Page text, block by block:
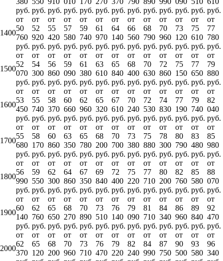
руб. руб. руб. руб. руб. руб. руб. руб. руб. руб. руб. руб. руб.
1400
от
50
760
руб.
от
52
920
руб.
от
55
420
руб.
от
57
580
руб.
от
59
740
руб.
от
61
970
руб.
от
64
140
руб.
от
66
560
руб.
от
68
790
руб.
от
70
960
руб.
от
73
120
руб.
от
75
610
руб.
от
77
780
руб.
1500
от
52
070
руб.
от
54
300
руб.
от
56
860
руб.
от
59
090
руб.
от
61
380
руб.
от
63
610
руб.
от
65
840
руб.
от
68
400
руб.
от
70
630
руб.
от
72
860
руб.
от
75
150
руб.
от
77
650
руб.
от
79
880
руб.
1600
от
53
450
руб.
от
55
740
руб.
от
58
370
руб.
от
60
660
руб.
от
62
960
руб.
от
65
320
руб.
от
67
610
руб.
от
70
240
руб.
от
72
530
руб.
от
74
830
руб.
от
77
190
руб.
от
79
740
руб.
от
82
040
руб.
1700
от
55
680
руб.
от
58
170
руб.
от
60
860
руб.
от
63
350
руб.
от
65
780
руб.
от
68
200
руб.
от
70
700
руб.
от
73
380
руб.
от
75
880
руб.
от
78
300
руб.
от
80
790
руб.
от
83
480
руб.
от
85
980
руб.
1800
от
56
990
руб.
от
59
550
руб.
от
62
300
руб.
от
64
860
руб.
от
67
350
руб.
от
69
840
руб.
от
72
400
руб.
от
75
220
руб.
от
77
710
руб.
от
80
200
руб.
от
82
760
руб.
от
85
580
руб.
от
88
070
руб.
1900
от
60
140
руб.
от
62
760
руб.
от
65
650
руб.
от
68
270
руб.
от
70
890
руб.
от
73
510
руб.
от
76
140
руб.
от
79
090
руб.
от
81
710
руб.
от
84
340
руб.
от
86
960
руб.
от
89
840
руб.
от
92
470
руб.
2000
от
62
370
от
65
120
от
68
200
от
70
960
от
73
710
от
76
470
от
79
220
от
82
240
от
84
990
от
87
750
от
90
500
от
93
580
от
96
340